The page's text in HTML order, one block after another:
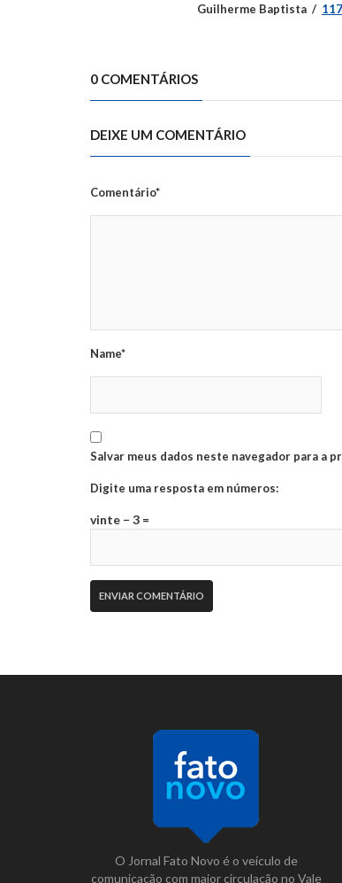
Guilherme Baptista
0 COMENTÁRIOS
DEIXE UM COMENTÁRIO
Comentário*
Name*
Salvar meus dados neste navegador para a
Digite uma resposta em números:
vinte − 3 =
O Jornal Fato Novo é o veículo de
comunicação com maior circulação no Vale